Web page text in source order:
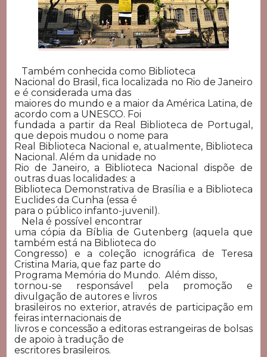
Também conhecida como Biblioteca
Nacional do Brasil, fica localizada no Rio de Janeiro
e é considerada uma das
maiores do mundo e a maior da América Latina, de
acordo com a UNESCO. Foi
fundada a partir da Real Biblioteca de Portugal,
que depois mudou o nome para
Real Biblioteca Nacional e, atualmente, Biblioteca
Nacional. Além da unidade no
Rio de Janeiro, a Biblioteca Nacional dispõe de
outras duas localidades: a
Biblioteca Demonstrativa de Brasília e a Biblioteca
Euclides da Cunha (essa é
para o público infanto-juvenil).
Nela é possível encontrar
uma cópia da Bíblia de Gutenberg (aquela que
também está na Biblioteca do
Congresso) e a coleção icnográfica de Teresa
Cristina Maria, que faz parte do
Programa Memória do Mundo. Além disso,
tornou-se responsável pela promoção e
divulgação de autores e livros
brasileiros no exterior, através de participação em
feiras internacionais de
livros e concessão a editoras estrangeiras de bolsas
de apoio à tradução de
escritores brasileiros.